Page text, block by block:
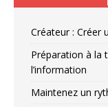
Créateur : Créer
Préparation à la
l’information
Maintenez un